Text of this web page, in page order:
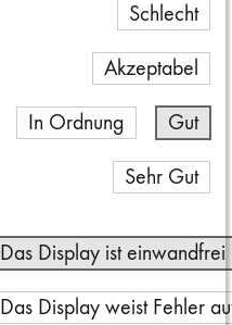
Schlecht
Akzeptabel
In Ordnung Gut
Sehr Gut
Das Display ist einwandfrei
Das Display weist Fehler